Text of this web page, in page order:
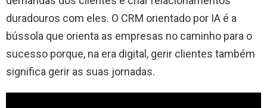
duradouros com eles. O CRM orientado por IA é a
bússola que orienta as empresas no caminho para o
sucesso porque, na era digital, gerir clientes também
significa gerir as suas jornadas.